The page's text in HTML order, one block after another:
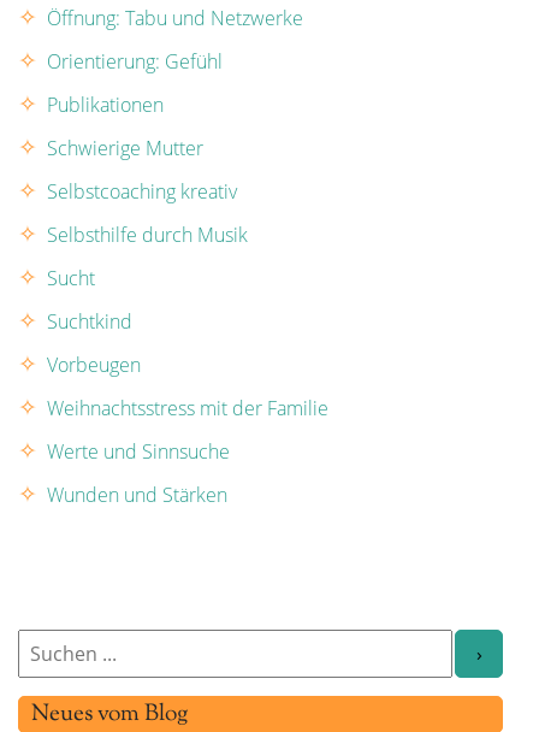
Öffnung: Tabu und Netzwerke
Orientierung: Gefühl
Publikationen
Schwierige Mutter
Selbstcoaching kreativ
Selbsthilfe durch Musik
Sucht
Suchtkind
Vorbeugen
Weihnachtsstress mit der Familie
Werte und Sinnsuche
Wunden und Stärken
Neues vom Blog